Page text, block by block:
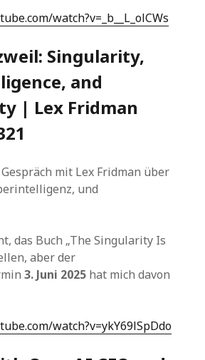
watch?v=_b__L_olCWs
Singularity,
and
| Lex Fridman
mit Lex Fridman über
und
das Buch „The Singularity Is
aber der
3. Juni 2025 hat mich davon
watch?v=ykY69lSpDdo